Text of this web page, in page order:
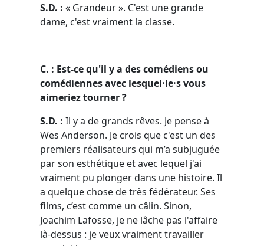
S.D. : « Grandeur ». C'est une grande
dame, c'est vraiment la classe.
C. : Est-ce qu'il y a des comédiens ou
comédiennes avec lesquel·le·s vous
aimeriez tourner ?
S.D. : Il y a de grands rêves. Je pense à
Wes Anderson. Je crois que c'est un des
premiers réalisateurs qui m’a subjuguée
par son esthétique et avec lequel j'ai
vraiment pu plonger dans une histoire. Il
a quelque chose de très fédérateur. Ses
films, c’est comme un câlin. Sinon,
Joachim Lafosse, je ne lâche pas l'affaire
là-dessus : je veux vraiment travailler